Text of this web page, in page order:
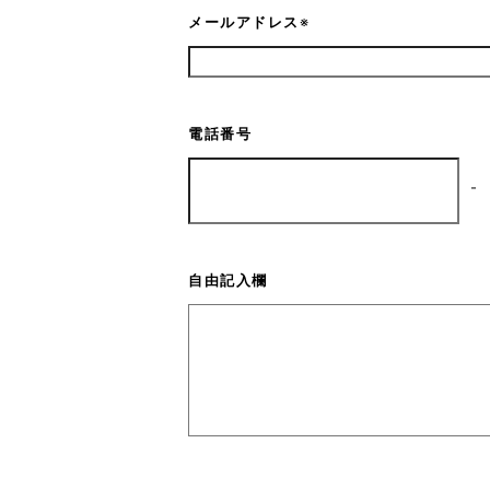
メールアドレス※
電話番号
-
自由記入欄